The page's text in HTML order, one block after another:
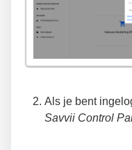
Als je bent
Savvii Control